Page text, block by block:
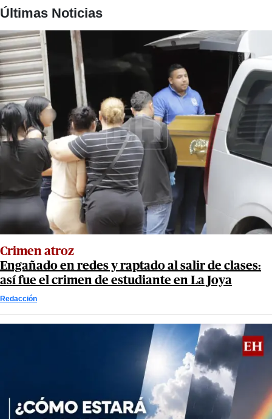
Últimas Noticias
Crimen atroz
Engañado en redes y raptado al salir de clases:
así fue el crimen de estudiante en La Joya
Redacción